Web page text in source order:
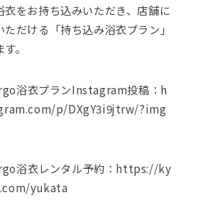
衣をお持ち込みいただき、店舗に
だける「持ち込み浴衣プラン」
。
浴衣プランInstagram投稿： h
p/DXgY3i9jtrw/?img
浴衣レンタル予約： https://ky
yukata